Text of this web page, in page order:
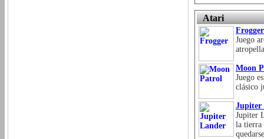
Atari
Frogger
Juego
Moon
Juego
clásico
Jupiter
Jupiter
la tierra